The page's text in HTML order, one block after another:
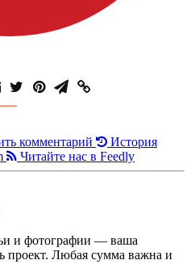
комментарий
История
Читайте нас в Feedly
и фотографии — ваша
проект. Любая сумма важна и